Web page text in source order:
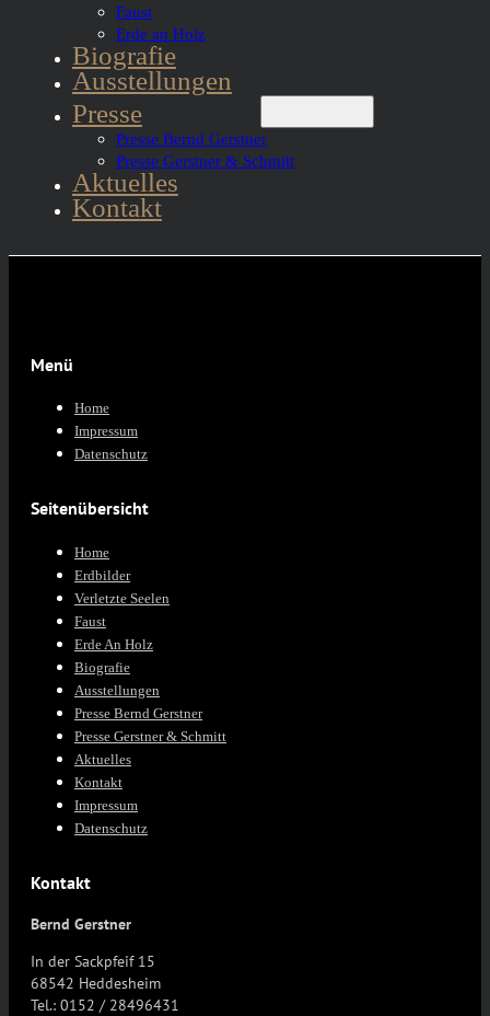
Faust
Erde an Holz
Biografie
Ausstellungen
Presse
Presse Bernd Gerstner
Presse Gerstner & Schmitt
Aktuelles
Kontakt
Menü
Home
Impressum
Datenschutz
Seitenübersicht
Home
Erdbilder
Verletzte Seelen
Faust
Erde An Holz
Biografie
Ausstellungen
Presse Bernd Gerstner
Presse Gerstner & Schmitt
Aktuelles
Kontakt
Impressum
Datenschutz
Kontakt
Bernd Gerstner
In der Sackpfeif 15
68542 Heddesheim
Tel.: 0152 / 28496431